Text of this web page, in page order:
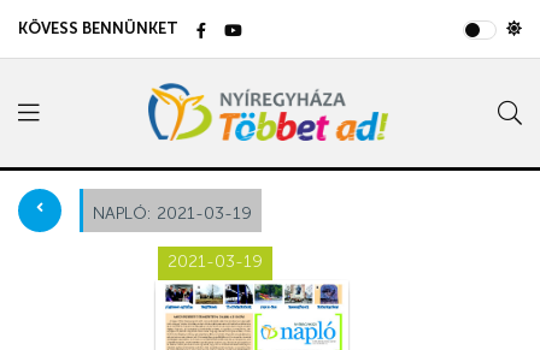
KÖVESS BENNÜNKET
NAPLÓ: 2021-03-19
2021-03-19